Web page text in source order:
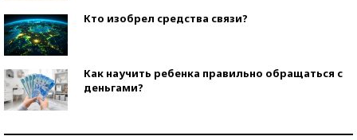
Кто изобрел средства связи?
Как научить ребенка правильно обращаться с
деньгами?